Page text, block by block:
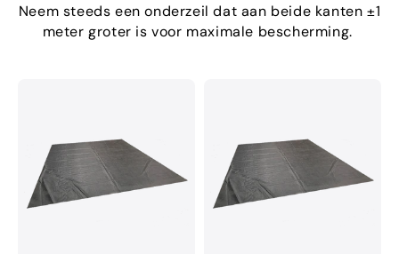
Neem steeds een onderzeil dat aan beide kanten ±1
meter groter is voor maximale bescherming.